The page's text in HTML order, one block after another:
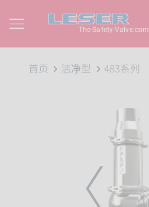
The-Safety-Valve.com
首页 洁净型 483系列
PREVIOUS